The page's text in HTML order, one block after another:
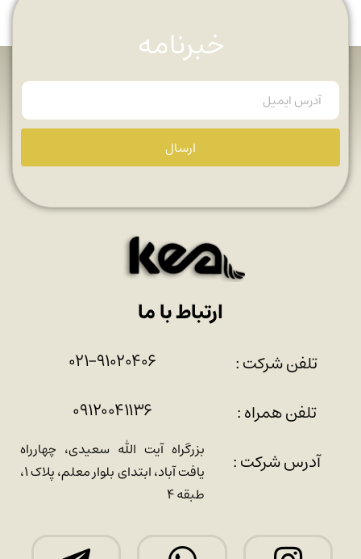
خبرنامه
ارسال
ارتباط با ما
تلفن شرکت :
۰۲۱-۹۱۰۲۰۴۰۶
تلفن همراه :
۰۹۱۲۰۰۴۱۱۳۶
آدرس شرکت :
بزرگراه آیت الله سعیدی، چهارراه
یافت آباد، ابتدای بلوار معلم، پلاک ۱،
طبقه ۴